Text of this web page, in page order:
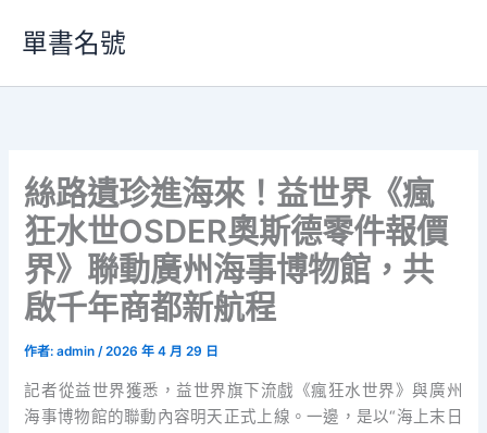
要
單書名號
絲路遺珍進海來！益世界《瘋
狂水世OSDER奧斯德零件報價
界》聯動廣州海事博物館，共
啟千年商都新航程
作者:admin/2026 年 4 月 29 日
記者從益世界獲悉，益世界旗下流戲《瘋狂水世界》與廣州
海事博物館的聯動內容明天正式上線。一邊，是以“海上末日